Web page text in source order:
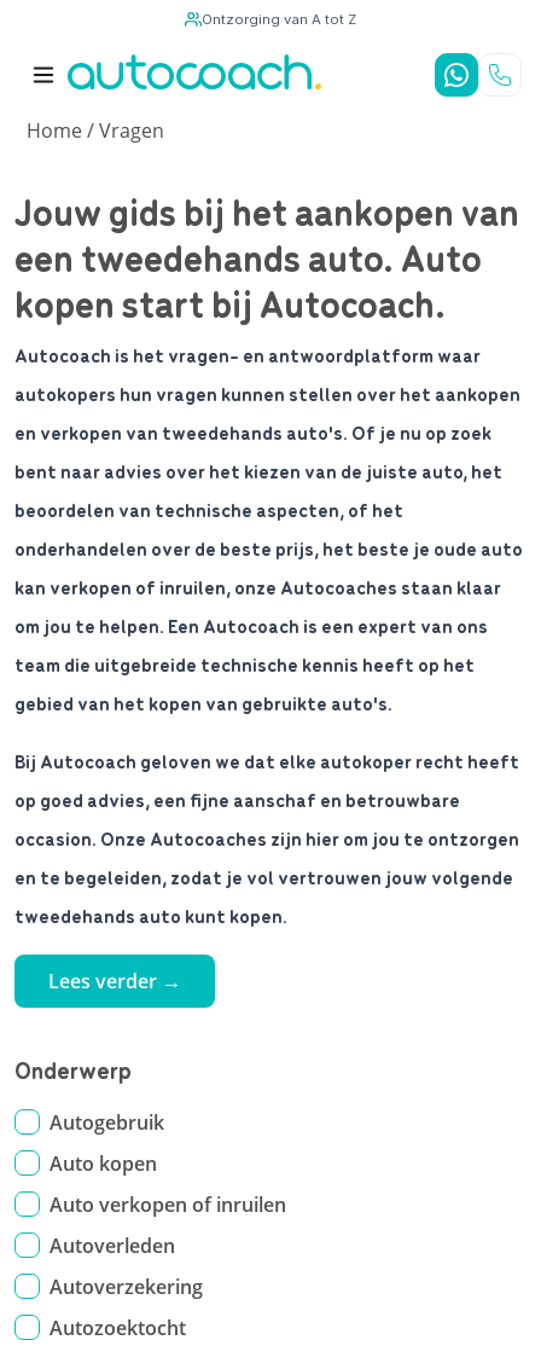
9,7/10 4,8/5
Ontzorging van A tot Z
Home/Vragen
Jouw gids bij het aankopen van
een tweedehands auto. Auto
kopen start bij Autocoach.
Autocoach is het vragen- en antwoordplatform waar
autokopers hun vragen kunnen stellen over het aankopen
en verkopen van tweedehands auto's. Of je nu op zoek
bent naar advies over het kiezen van de juiste auto, het
beoordelen van technische aspecten, of het
onderhandelen over de beste prijs, het beste je oude auto
kan verkopen of inruilen, onze Autocoaches staan klaar
om jou te helpen. Een Autocoach is een expert van ons
team die uitgebreide technische kennis heeft op het
gebied van het kopen van gebruikte auto's.
Bij Autocoach geloven we dat elke autokoper recht heeft
op goed advies, een fijne aanschaf en betrouwbare
occasion. Onze Autocoaches zijn hier om jou te ontzorgen
en te begeleiden, zodat je vol vertrouwen jouw volgende
tweedehands auto kunt kopen.
Lees verder →
Onderwerp
Autogebruik
Auto kopen
Auto verkopen of inruilen
Autoverleden
Autoverzekering
Autozoektocht